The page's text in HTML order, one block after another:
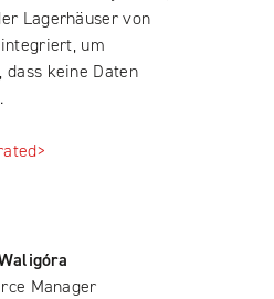
Lagerhäuser von
um
keine Daten
Manager